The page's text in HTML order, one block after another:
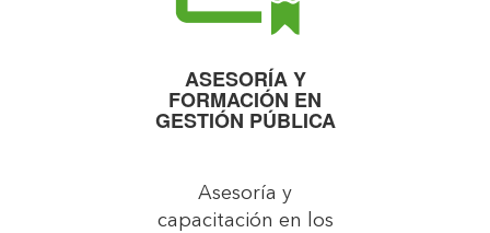
ASESORÍA Y
FORMACIÓN EN
GESTIÓN PÚBLICA
Asesoría y
capacitación en los